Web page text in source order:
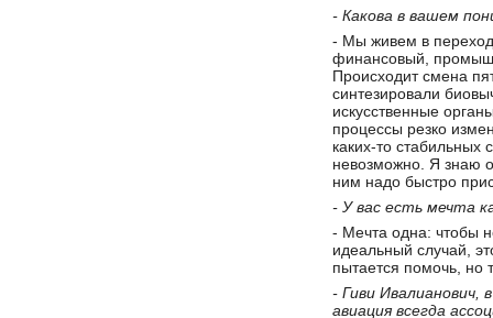
- Какова в вашем
- Мы живем в
финансовый,
Происходит смена
синтезировали
искусственные
процессы резко
каких-то
невозможно. Я знаю
ним надо быстро
- У вас есть мечта
- Мечта одна: чтобы
идеальный случай,
пытается помочь, но
- Гиви Ивалианович,
авиация всегда